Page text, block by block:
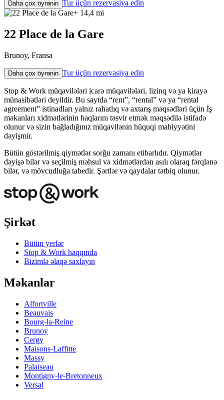
Daha çox öyrənin Tur üçün rezervasiya edin
+ 14,4 mi
22 Place de la Gare
Brunoy, Fransa
Daha çox öyrənin Tur üçün rezervasiya edin
Stop & Work müqavilələri icarə müqavilələri, lizinq və ya kirayə
münasibətləri deyildir. Bu saytda “rent”, “rental” və ya “rental
agreement” istinadları yalnız rahatlıq və axtarış məqsədləri üçün İş
məkanları xidmətlərinin haqlarını təsvir etmək məqsədilə istifadə
olunur və sizin bağladığınız müqavilənin hüquqi mahiyyətini
dəyişmir.
Bütün göstərilmiş qiymətlər sorğu zamanı etibarlıdır. Qiymətlər
dəyişə bilər və seçilmiş məhsul və xidmətlərdən asılı olaraq fərqlənə
bilər, və mövcudluğa tabedir. Şərtlər və qaydalar tətbiq olunur.
Şirkət
Bütün yerlər
Stop & Work haqqında
Bizimlə əlaqə saxlayın
Məkanlar
Alfortville
Beauvais
Bourg-la-Reine
Brunoy
Cergy
Maisons-Laffitte
Massy
Palaiseau
Montigny-le-Bretonneux
Versal